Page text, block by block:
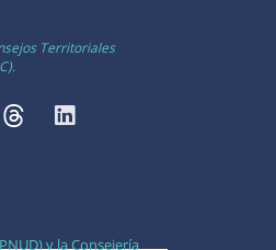
Territoriales
y la Consejería